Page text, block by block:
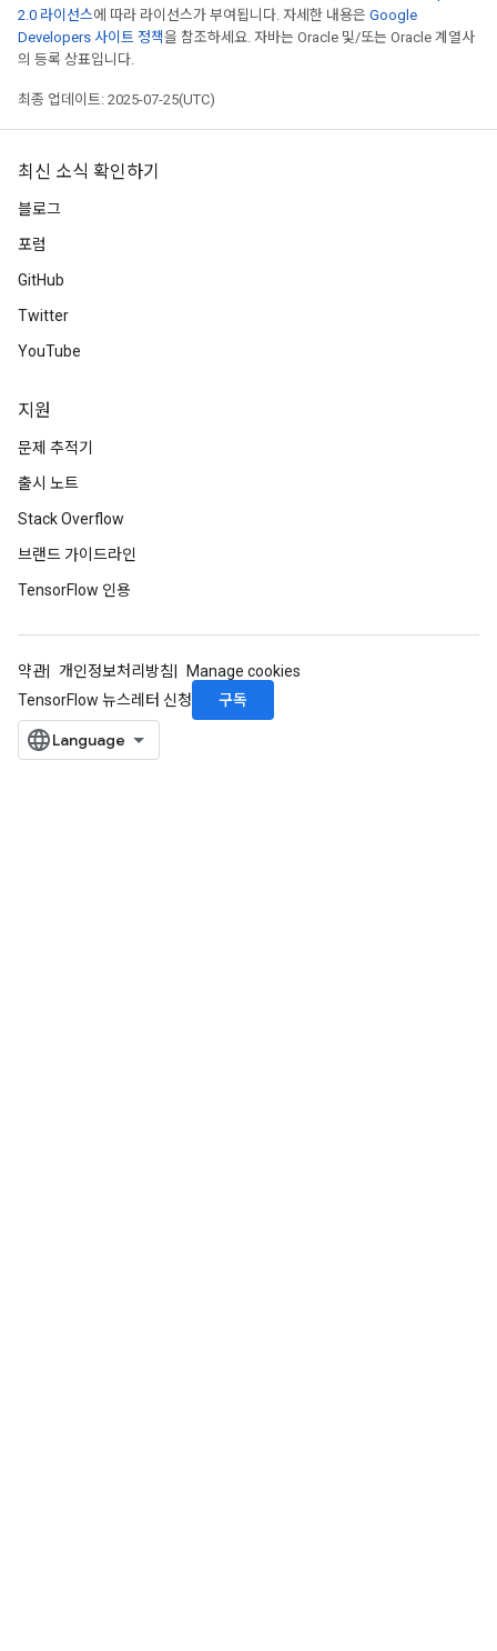
2.0 라이선스에 따라 라이선스가 부여됩니다. 자세한 내용은 Google
Developers 사이트 정책을 참조하세요. 자바는 Oracle 및/또는 Oracle 계열사
의 등록 상표입니다.
최종 업데이트: 2025-07-25(UTC)
최신 소식 확인하기
블로그
포럼
GitHub
Twitter
YouTube
지원
문제 추적기
출시 노트
Stack Overflow
브랜드 가이드라인
TensorFlow 인용
약관 개인정보처리방침
Manage cookies
TensorFlow 뉴스레터 신청
구독